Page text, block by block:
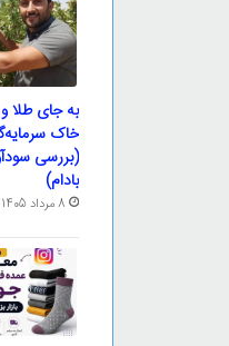
به جای طلا و
خاک
(بررسی
بادام)
8 مرداد 1405